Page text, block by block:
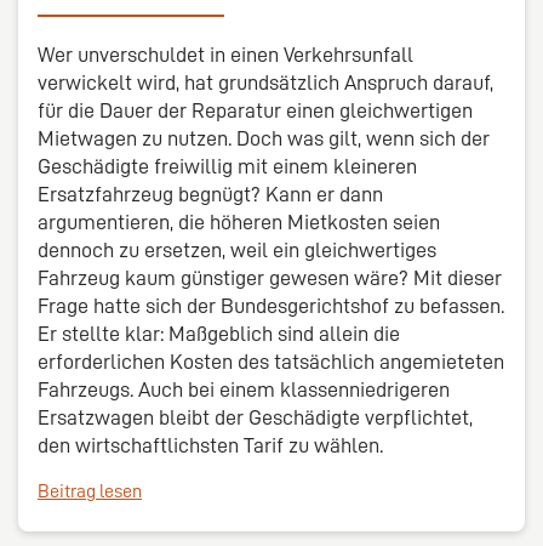
Wer unverschuldet in einen Verkehrsunfall
verwickelt wird, hat grundsätzlich Anspruch darauf,
für die Dauer der Reparatur einen gleichwertigen
Mietwagen zu nutzen. Doch was gilt, wenn sich der
Geschädigte freiwillig mit einem kleineren
Ersatzfahrzeug begnügt? Kann er dann
argumentieren, die höheren Mietkosten seien
dennoch zu ersetzen, weil ein gleichwertiges
Fahrzeug kaum günstiger gewesen wäre? Mit dieser
Frage hatte sich der Bundesgerichtshof zu befassen.
Er stellte klar: Maßgeblich sind allein die
erforderlichen Kosten des tatsächlich angemieteten
Fahrzeugs. Auch bei einem klassenniedrigeren
Ersatzwagen bleibt der Geschädigte verpflichtet,
den wirtschaftlichsten Tarif zu wählen.
Beitrag lesen